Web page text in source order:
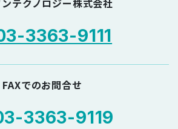
テクノロジー株式会社
3363-9111
FAXでのお問合せ
3363-9119